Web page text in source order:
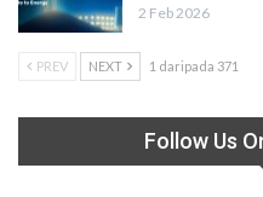
2 Feb 2026
PREV NEXT 1 daripada 371
Follow Us